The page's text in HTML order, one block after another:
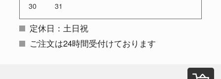
30 31
定休日：土日祝
ご注文は24時間受付けております